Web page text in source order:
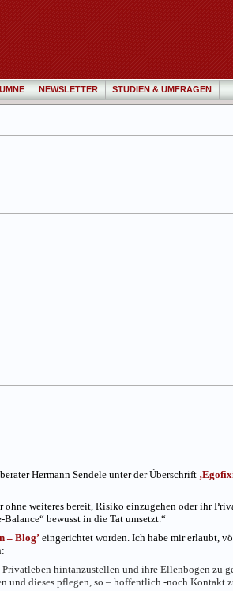
NEWSLETTER STUDIEN & UMFRAGEN
Hermann Sendele unter der Überschrift
ohne weiteres bereit, Risiko einzugehen oder ihr
bewusst in die Tat umsetzt.“
– Blog’eingerichtet worden. Ich habe mir erlaubt,
hintanzustellen und ihre Ellenbogen zu
und dieses pflegen, so – hoffentlich -noch Kontakt